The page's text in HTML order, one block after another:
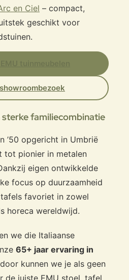
en Ciel – compact,
geschikt voor
sterke familiecombinatie
’50 opgericht in Umbrië
tot pionier in metalen
eigen ontwikkelde
focus op duurzaamheid
favoriet in zowel
horeca wereldwijd.
we die Italiaanse
65+ jaar ervaring in
kunnen we je als geen